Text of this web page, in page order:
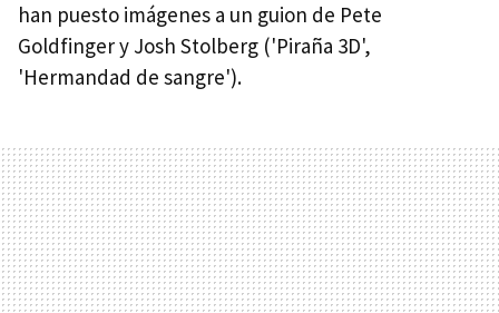
han puesto imágenes a un guion de Pete
Goldfinger y Josh Stolberg ('Piraña 3D',
'Hermandad de sangre').